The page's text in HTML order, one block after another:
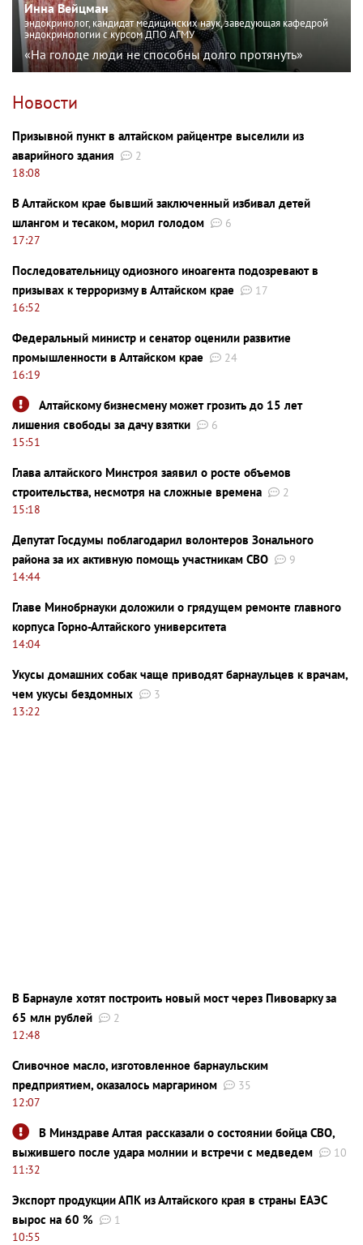
Инна Вейцман
эндокринолог, кандидат медицинских наук, заведующая кафедрой
эндокринологии с курсом ДПО АГМУ
«На голоде люди не способны долго протянуть»
Новости
Призывной пункт в алтайском райцентре выселили из
аварийного здания
2
18:08
В Алтайском крае бывший заключенный избивал детей
шлангом и тесаком, морил голодом
6
17:27
Последовательницу одиозного иноагента подозревают в
призывах к терроризму в Алтайском крае
17
16:52
Федеральный министр и сенатор оценили развитие
промышленности в Алтайском крае
24
16:19
Алтайскому бизнесмену может грозить до 15 лет
лишения свободы за дачу взятки
6
15:51
Глава алтайского Минстроя заявил о росте объемов
строительства, несмотря на сложные времена
2
15:18
Депутат Госдумы поблагодарил волонтеров Зонального
района за их активную помощь участникам СВО
9
14:44
Главе Минобрнауки доложили о грядущем ремонте главного
корпуса Горно-Алтайского университета
14:04
Укусы домашних собак чаще приводят барнаульцев к врачам,
чем укусы бездомных
3
13:22
В Барнауле хотят построить новый мост через Пивоварку за
65 млн рублей
2
12:48
Сливочное масло, изготовленное барнаульским
предприятием, оказалось маргарином
35
12:07
В Минздраве Алтая рассказали о состоянии бойца СВО,
выжившего после удара молнии и встречи с медведем
10
11:32
Экспорт продукции АПК из Алтайского края в страны ЕАЭС
вырос на 60 %
1
10:55